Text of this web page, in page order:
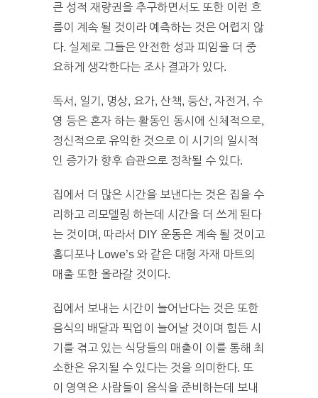
큰 성적 재량권을 추구하면서도 또한 이런 흐
름이 계속 될 것이라 예측하는 것은 어렵지 않
다. 실제로 그들은 안전한 성과 피임을 더 중
요하게 생각한다는 조사 결과가 있다.
독서, 일기, 명상, 요가, 산책, 등산, 자전거, 수
영 등은 혼자 하는 활동인 동시에 신체적으로,
정신적으로 유익한 것으로 이 시기의 일시적
인 증가가 향후 습관으로 정착될 수 있다.
집에서 더 많은 시간을 보낸다는 것은 집을 수
리하고 리모델링 하는데 시간을 더 쓰게 된다
는 것이며, 따라서 DIY 운동은 계속 될 것이고
홈디포나 Lowe’s 와 같은 대형 자재 마트의
매출 또한 올라갈 것이다.
집에서 보내는 시간이 늘어난다는 것은 또한
음식의 배달과 픽업이 늘어날 것이며 힘든 시
기를 겪고 있는 식당들의 매출이 이를 통해 최
소한은 유지될 수 있다는 것을 의미한다. 또
이 영역은 사람들이 음식을 준비하는데 보내